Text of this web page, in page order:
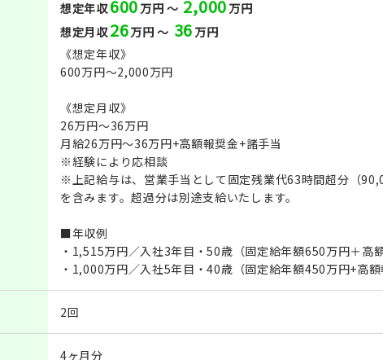
想定年収600 万円 ～ 2,000 万円
想定月収26万円 ～ 36 万円
《想定年収》
600万円～2,000万円
《想定月収》
26万円～36万円
月給26万円～36万円+高額報奨金+諸手当
※経験により応相談
※上記給与は、営業手当として固定残業代63時間超分（
を含みます。超過分は別途支給いたします。
■年収例
・1,515万円／入社3年目・50歳（固定給年額650万円＋高
・1,000万円／入社5年目・40歳（固定給年額450万円+高
2回
4ヶ月分